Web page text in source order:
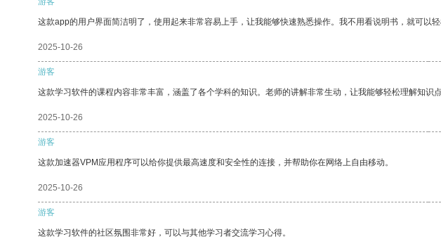
这款app的用户界面简洁明了，使用起来非常容易上手，让我能够快速熟悉操作。我不用看说明书，就可以轻
2025-10-26
游客
这款学习软件的课程内容非常丰富，涵盖了各个学科的知识。老师的讲解非常生动，让我能够轻松理解知识点
2025-10-26
游客
这款加速器VPM应用程序可以给你提供最高速度和安全性的连接，并帮助你在网络上自由移动。
2025-10-26
游客
这款学习软件的社区氛围非常好，可以与其他学习者交流学习心得。